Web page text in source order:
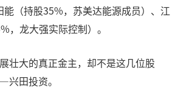
（持股35%，苏美达能源成员）、江
，龙大强实际控制）。
壮大的真正金主，却不是这几位股
田投资。